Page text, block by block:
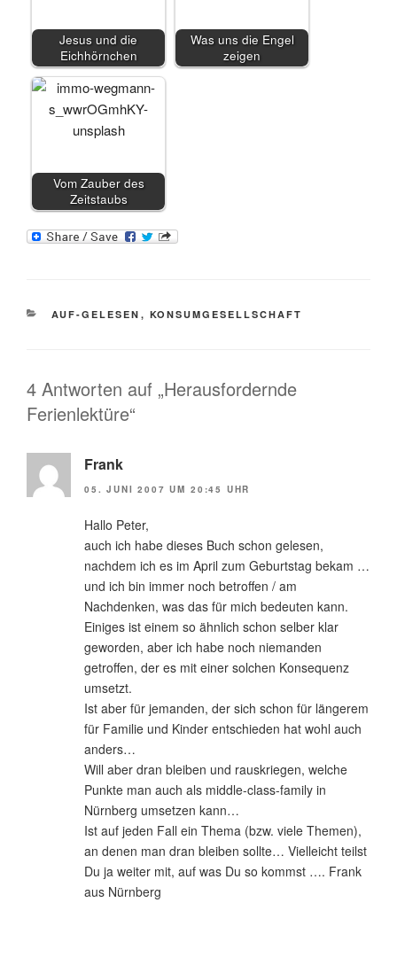
Jesus und die
Eichhörnchen
Was uns die Engel
zeigen
Vom Zauber des
Zeitstaubs
KATEGORIEN
AUF-GELESEN , KONSUMGESELLSCHAFT
4 Antworten auf „Herausfordernde
Ferienlektüre“
Frank
05. JUNI 2007 UM 20:45 UHR
Hallo Peter,
auch ich habe dieses Buch schon gelesen,
nachdem ich es im April zum Geburtstag bekam …
und ich bin immer noch betroffen / am
Nachdenken, was das für mich bedeuten kann.
Einiges ist einem so ähnlich schon selber klar
geworden, aber ich habe noch niemanden
getroffen, der es mit einer solchen Konsequenz
umsetzt.
Ist aber für jemanden, der sich schon für längerem
für Familie und Kinder entschieden hat wohl auch
anders…
Will aber dran bleiben und rauskriegen, welche
Punkte man auch als middle-class-family in
Nürnberg umsetzen kann…
Ist auf jeden Fall ein Thema (bzw. viele Themen),
an denen man dran bleiben sollte… Vielleicht teilst
Du ja weiter mit, auf was Du so kommst …. Frank
aus Nürnberg